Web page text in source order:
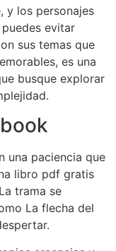
y los personajes
evitar
sus temas que
es una
busque explorar
una paciencia que
libro pdf gratis
trama se
La flecha del